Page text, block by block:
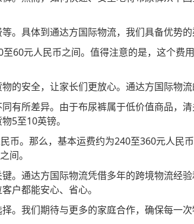
。具体到通达方国际物流，我们具备优势
60元人民币之间。值得注意的是，这个费
的安全，让家长们更放心。通达方国际物
有所差异。由于布尿裤属于低价值商品，
5至10英镑。
币。那么，基本运费约为240至360元人民
间。
。通达方国际物流凭借多年的跨境物流经
户都能安心、省心。
。我们期待与更多的家庭合作，确保每一